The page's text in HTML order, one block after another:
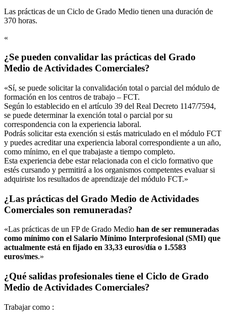
Las prácticas de un Ciclo de Grado Medio tienen una duración de
370 horas.
«
¿Se pueden convalidar las prácticas del Grado
Medio de Actividades Comerciales?
«Sí, se puede solicitar la convalidación total o parcial del módulo de
formación en los centros de trabajo – FCT.
Según lo establecido en el artículo 39 del Real Decreto 1147/7594,
se puede determinar la exención total o parcial por su
correspondencia con la experiencia laboral.
Podrás solicitar esta exención si estás matriculado en el módulo FCT
y puedes acreditar una experiencia laboral correspondiente a un año,
como mínimo, en el que trabajaste a tiempo completo.
Esta experiencia debe estar relacionada con el ciclo formativo que
estés cursando y permitirá a los organismos competentes evaluar si
adquiriste los resultados de aprendizaje del módulo FCT.»
¿Las prácticas del Grado Medio de Actividades
Comerciales son remuneradas?
«Las prácticas de un FP de Grado Medio han de ser remuneradas
como mínimo con el Salario Mínimo Interprofesional (SMI) que
actualmente está en fijado en 33,33 euros/día o 1.5583
euros/mes.»
¿Qué salidas profesionales tiene el Ciclo de Grado
Medio de Actividades Comerciales?
Trabajar como :